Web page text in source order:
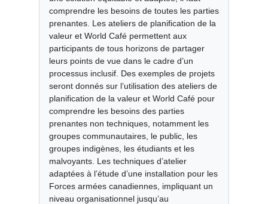
comprendre les besoins de toutes les parties
prenantes. Les ateliers de planification de la
valeur et World Café permettent aux
participants de tous horizons de partager
leurs points de vue dans le cadre d’un
processus inclusif. Des exemples de projets
seront donnés sur l’utilisation des ateliers de
planification de la valeur et World Café pour
comprendre les besoins des parties
prenantes non techniques, notamment les
groupes communautaires, le public, les
groupes indigènes, les étudiants et les
malvoyants. Les techniques d’atelier
adaptées à l’étude d’une installation pour les
Forces armées canadiennes, impliquant un
niveau organisationnel jusqu’au